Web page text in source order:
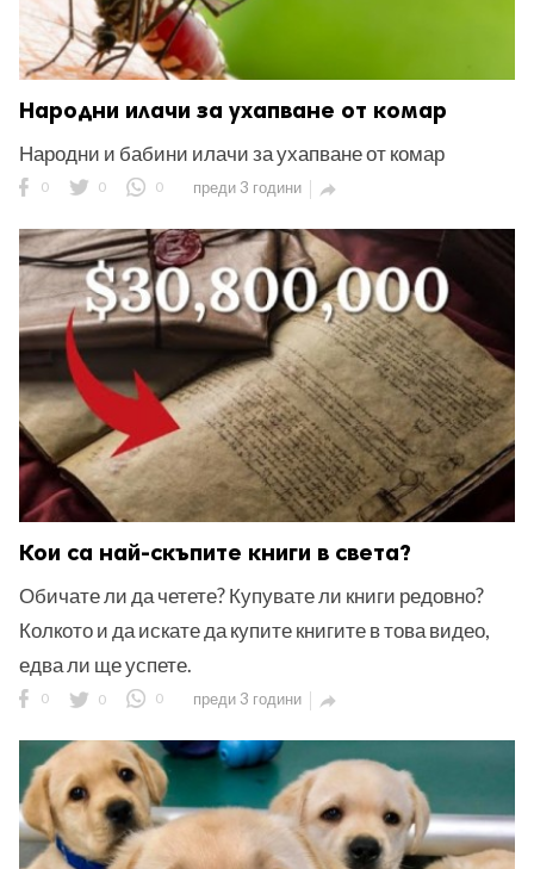
Народни илачи за ухапване от комар
Народни и бабини илачи за ухапване от комар
0 0 0 преди 3 години 
Кои са най-скъпите книги в света?
Обичате ли да четете? Купувате ли книги редовно?
Колкото и да искате да купите книгите в това видео,
едва ли ще успете.
0 0 0 преди 3 години 